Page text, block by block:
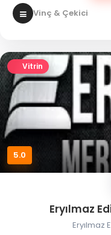
Vinç & Çekici
Vitrin
5.0
Eryılmaz
Eryılmaz